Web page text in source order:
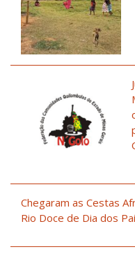
Chegaram as Cestas
Rio Doce de Dia dos